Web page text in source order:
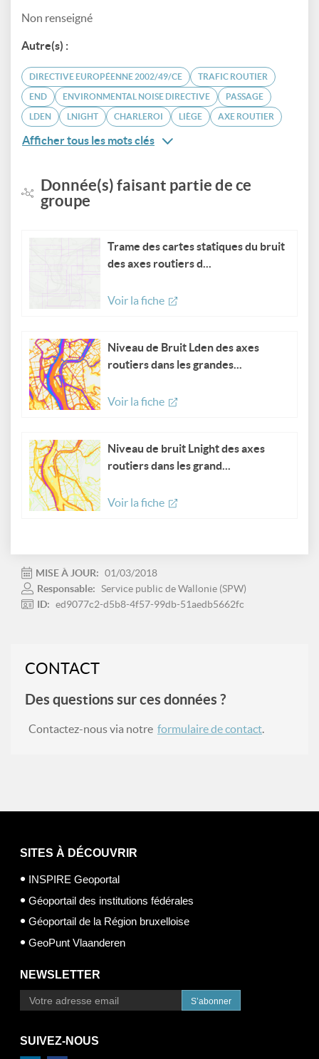
Non renseigné
Autre(s) :
DIRECTIVE EUROPÉENNE 2002/49/CE TRAFIC ROUTIER
END ENVIRONMENTAL NOISE DIRECTIVE PASSAGE
LDEN LNIGHT CHARLEROI LIÈGE AXE ROUTIER
Afficher tous les mots clés
Donnée(s) faisant partie de ce
groupe
Trame des cartes statiques du bruit
des axes routiers d...
Voir la fiche
Niveau de Bruit Lden des axes
routiers dans les grandes...
Voir la fiche
Niveau de bruit Lnight des axes
routiers dans les grand...
Voir la fiche
MISE À JOUR: 01/03/2018
Responsable: Service public de Wallonie (SPW)
ID: ed9077c2-d5b8-4f57-99db-51aedb5662fc
CONTACT
Des questions sur ces données ?
Contactez-nous via notre formulaire de contact.
SITES À DÉCOUVRIR
INSPIRE Geoportal
Géoportail des institutions fédérales
Géoportail de la Région bruxelloise
GeoPunt Vlaanderen
NEWSLETTER
S’abonner
SUIVEZ-NOUS